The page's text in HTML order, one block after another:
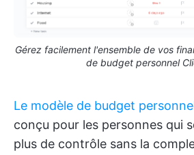
Gérez facilement l'ensemble de vos
de budget personnel
Le modèle de budget
conçu pour les personnes qui
plus de contrôle sans la